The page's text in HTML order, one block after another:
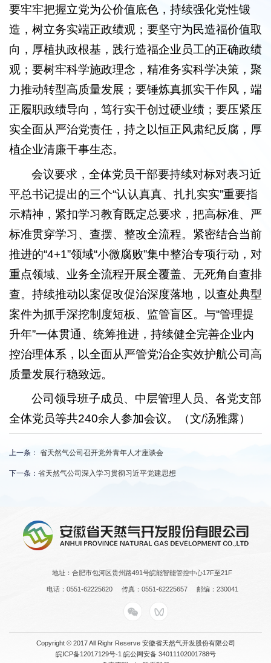
要牢牢把握立党为公价值底色，持续强化党性锻
造，树立务实端正政绩观；要坚守为民造福价值取
向，厚植执政根基，践行造福企业员工的正确政绩
观；要树牢科学施政理念，精准务实科学决策，聚
力推动转型高质量发展；要锤炼真抓实干作风，端
正履职政绩导向，笃行实干创过硬业绩；要压紧压
实全面从严治党责任，持之以恒正风肃纪反腐，厚
植企业清廉干事生态。
会议要求，全体党员干部要持续对标对表习近
平总书记提出的三个“认认真真、扎扎实实”重要指
示精神，紧扣学习教育既定总要求，把高标准、严
标准贯穿学习、查摆、整改全流程。紧密结合当前
推进的“4+1”领域“小微腐败”集中整治专项行动，对
重点领域、业务全流程开展全覆盖、无死角自查排
查。持续推动以案促改促治深度落地，以查处典型
案件为抓手深挖制度短板、监管盲区。与“管理提
升年”一体贯通、统筹推进，持续健全完善企业内
控治理体系，以全面从严管党治企实效护航公司高
质量发展行稳致远。
公司领导班子成员、中层管理人员、各党支部
全体党员等共240余人参加会议。（文/汤雅露）
上一条： 省天然气公司召开党外青年人才座谈会
下一条： 省天然气公司深入学习贯彻习近平党建思想
地址：合肥市包河区贵州路491号皖能智能管控中心17F至21F
电话：0551-62225620 传真：0551-62225657 邮编：230041
Copyright © 2017 All Righr Reserve 安徽省天然气开发股份有限公司
皖ICP备12017129号-1 皖公网安备 34011102001788号